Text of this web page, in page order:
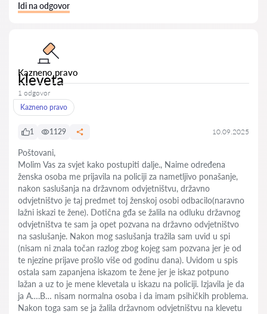
Idi na odgovor
Kazneno pravo
kleveta
1 odgovor
Kazneno pravo
1 1129 10.09.2025
Poštovani,
Molim Vas za svjet kako postupiti dalje., Naime određena
ženska osoba me prijavila na policiji za nametljivo ponašanje,
nakon saslušanja na državnom odvjetništvu, državno
odvjetništvo je taj predmet toj ženskoj osobi odbacilo(naravno
lažni iskazi te žene). Dotična gđa se žalila na odluku državnog
odvjetništva te sam ja opet pozvana na državno odvjetništvo
na saslušanje. Nakon mog saslušanja tražila sam uvid u spi
(nisam ni znala točan razlog zbog kojeg sam pozvana jer je od
te njezine prijave prošlo više od godinu dana). Uvidom u spis
ostala sam zapanjena iskazom te žene jer je iskaz potpuno
lažan a uz to je mene klevetala u iskazu na policiji. Izjavila je da
ja A….B… nisam normalna osoba i da imam psihičkih problema.
Nakon toga sam se ja žalila državnom odvjetništvu na klevetu